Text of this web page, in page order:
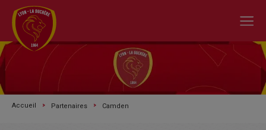
Accueil Partenaires Camden